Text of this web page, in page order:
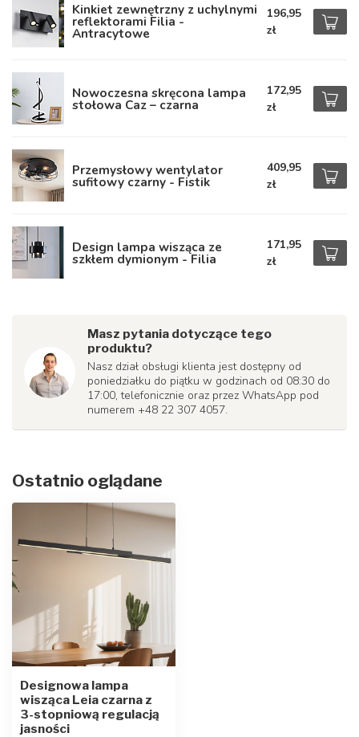
Kinkiet zewnętrzny z uchylnymi
reflektorami Filia -
Antracytowe
196,95
zł
Nowoczesna skręcona lampa
stołowa Caz – czarna
172,95
zł
Przemysłowy wentylator
sufitowy czarny - Fistik
409,95
zł
Design lampa wisząca ze
szkłem dymionym - Filia
171,95
zł
Masz pytania dotyczące tego
produktu?
Nasz dział obsługi klienta jest dostępny od
poniedziałku do piątku w godzinach od 08:30 do
17:00, telefonicznie oraz przez WhatsApp pod
numerem +48 22 307 4057.
Ostatnio oglądane
Designowa lampa
wisząca Leia czarna z
3-stopniową regulacją
jasności